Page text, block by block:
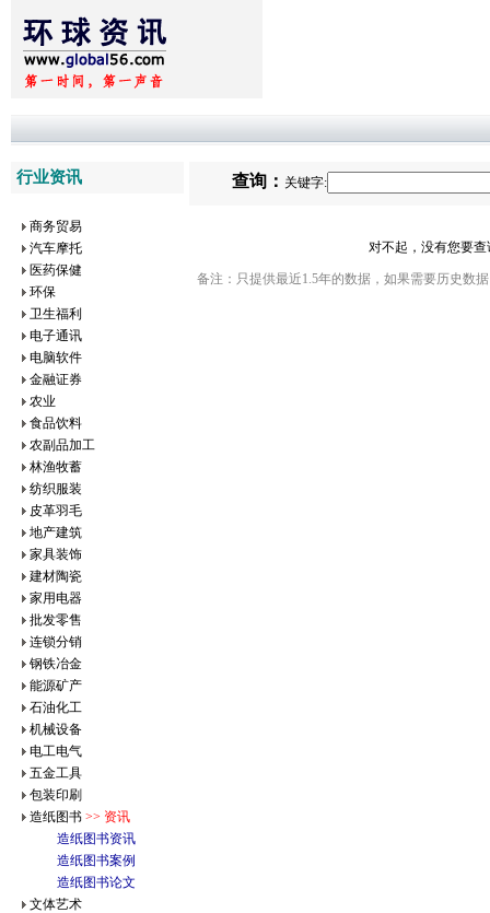
行业资讯
商务贸易
汽车摩托
医药保健
环保
卫生福利
电子通讯
电脑软件
金融证券
农业
食品饮料
农副品加工
林渔牧蓄
纺织服装
皮革羽毛
地产建筑
家具装饰
建材陶瓷
家用电器
批发零售
连锁分销
钢铁冶金
能源矿产
石油化工
机械设备
电工电气
五金工具
包装印刷
造纸图书 >> 资讯
造纸图书资讯
造纸图书案例
造纸图书论文
文体艺术
查询： 关键字:
对不起，没有您要查
备注：只提供最近1.5年的数据，如果需要历史数